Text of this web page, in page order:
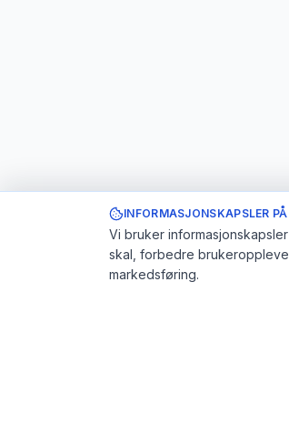
INFORMASJONSKAPSLER
Vi bruker
skal, forbedre
markedsføring.